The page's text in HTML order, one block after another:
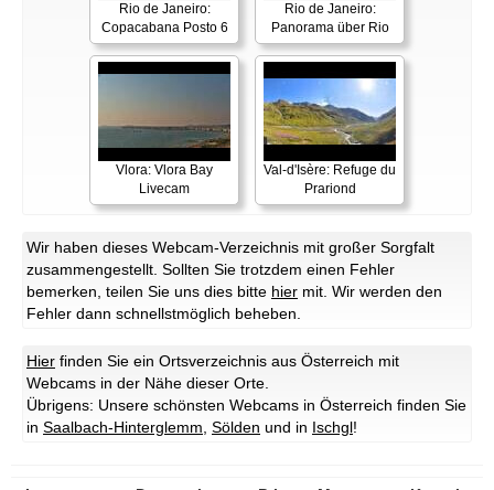
Rio de Janeiro:
Copacabana Posto 6
Rio de Janeiro:
Panorama über Rio
Vlora: Vlora Bay
Livecam
Val-d'Isère: Refuge du
Prariond
Wir haben dieses Webcam-Verzeichnis mit großer Sorgfalt
zusammengestellt. Sollten Sie trotzdem einen Fehler
bemerken, teilen Sie uns dies bitte hier mit. Wir werden den
Fehler dann schnellstmöglich beheben.
Hier finden Sie ein Ortsverzeichnis aus Österreich mit
Webcams in der Nähe dieser Orte.
Übrigens: Unsere schönsten Webcams in Österreich finden Sie
in Saalbach-Hinterglemm Sölden und in Ischgl!